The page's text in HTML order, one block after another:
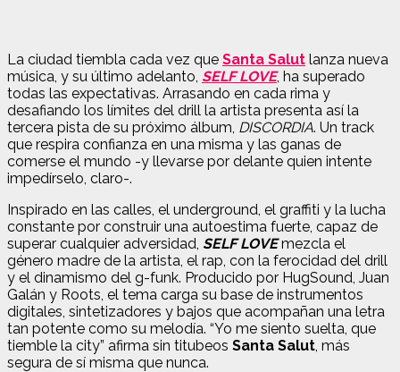
La ciudad tiembla cada vez que Santa Salut lanza nueva
música, y su último adelanto, SELF LOVE, ha superado
todas las expectativas. Arrasando en cada rima y
desafiando los límites del drill la artista presenta así la
tercera pista de su próximo álbum, DISCORDIA. Un track
que respira confianza en una misma y las ganas de
comerse el mundo -y llevarse por delante quien intente
impedírselo, claro-.
Inspirado en las calles, el underground, el graffiti y la lucha
constante por construir una autoestima fuerte, capaz de
superar cualquier adversidad, SELF LOVEmezcla el
género madre de la artista, el rap, con la ferocidad del drill
y el dinamismo del g-funk. Producido por HugSound, Juan
Galán y Roots, el tema carga su base de instrumentos
digitales, sintetizadores y bajos que acompañan una letra
tan potente como su melodía. “Yo me siento suelta, que
tiemble la city” afirma sin titubeos Santa Salut, más
segura de sí misma que nunca.